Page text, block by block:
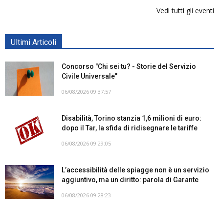
Vedi tutti gli eventi
Ultimi Articoli
Concorso "Chi sei tu? - Storie del Servizio
Civile Universale"
06/08/2026 09:37:57
Disabilità, Torino stanzia 1,6 milioni di euro:
dopo il Tar, la sfida di ridisegnare le tariffe
06/08/2026 09:29:05
L’accessibilità delle spiagge non è un servizio
aggiuntivo, ma un diritto: parola di Garante
06/08/2026 09:28:23